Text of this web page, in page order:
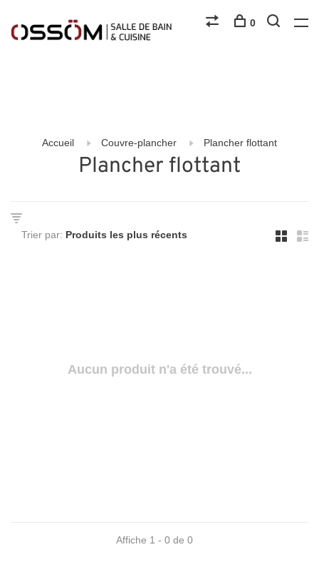
0
Accueil Couvre-plancher Plancher flottant
Plancher flottant
Trier par:
Aucun produit n'a été trouvé...
Affiche 1 - 0 de 0